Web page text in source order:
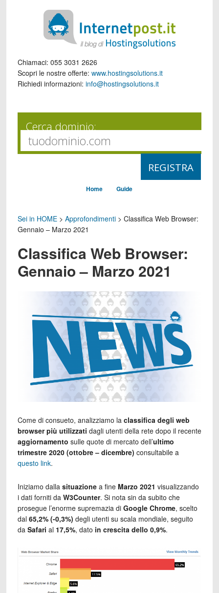
Chiamaci: 055 3031 2626
Scopri le nostre offerte: www.hostingsolutions.it
Richiedi informazioni: info@hostingsolutions.it
Cerca dominio:
Home Guide
Sei in HOME> Approfondimenti> Classifica Web Browser:
Gennaio – Marzo 2021
Classifica Web Browser:
Gennaio – Marzo 2021
Come di consueto, analizziamo la classifica degli web
browser più utilizzati dagli utenti della rete dopo il recente
aggiornamento sulle quote di mercato dell’ultimo
trimestre 2020 (ottobre – dicembre) consultabile a
questo link.
Iniziamo dalla situazionea fine Marzo 2021 visualizzando
i dati forniti da W3Counter. Si nota sin da subito che
prosegue l’enorme supremazia di Google Chrome, scelto
dal 65,2% (-0,3%) degli utenti su scala mondiale, seguito
da Safari al 17,5%, dato in crescita dello 0,9%.